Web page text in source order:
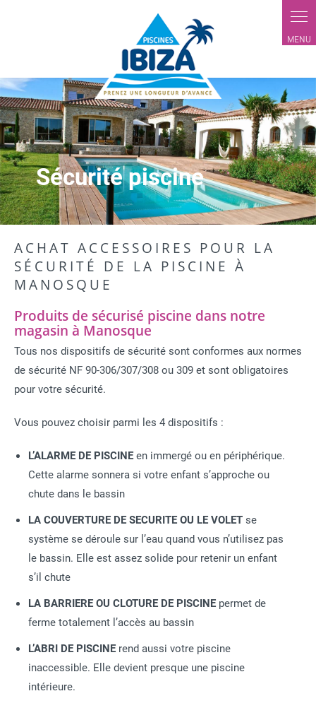
Sécurité piscine
ACHAT ACCESSOIRES POUR LA
SÉCURITÉ DE LA PISCINE À
MANOSQUE
Produits de sécurisé piscine dans notre
magasin à Manosque
Tous nos dispositifs de sécurité sont conformes aux normes
de sécurité NF 90-306/307/308 ou 309 et sont obligatoires
pour votre sécurité.
Vous pouvez choisir parmi les 4 dispositifs :
L’ALARME DE PISCINE en immergé ou en périphérique.
Cette alarme sonnera si votre enfant s’approche ou
chute dans le bassin
LA COUVERTURE DE SECURITE OU LE VOLET se
système se déroule sur l’eau quand vous n’utilisez pas
le bassin. Elle est assez solide pour retenir un enfant
s’il chute
LA BARRIERE OU CLOTURE DE PISCINE permet de
ferme totalement l’accès au bassin
L’ABRI DE PISCINE rend aussi votre piscine
inaccessible. Elle devient presque une piscine
intérieure.